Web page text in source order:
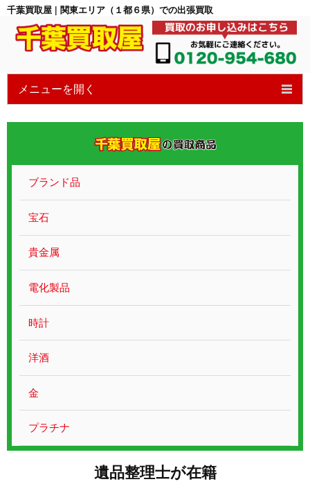
千葉買取屋 | 関東エリア（１都６県）での出張買取
メニューを開く
買取の流れ
買取ブログ
貴金属ブランド
遺品整理
お問い合わせ
ブランド品
宝石
貴金属
電化製品
時計
洋酒
金
プラチナ
遺品整理士が在籍